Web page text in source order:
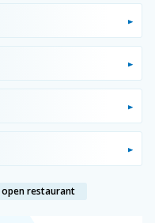
open restaurant